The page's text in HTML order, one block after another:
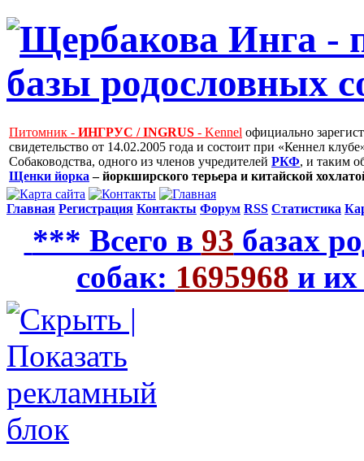
Питомник - ИНГРУС / INGRUS - Kennel официально
свидетельство от 14.02.2005 года и состоит при «Кеннел
Собаководства, одного из членов учредителей РКФ, и таким
Щенки йорка – йоркширского терьера и китайской
Главная Регистрация Контакты Форум RSS Статистика
*** Всего в 93 базах
собак: 1695968 и